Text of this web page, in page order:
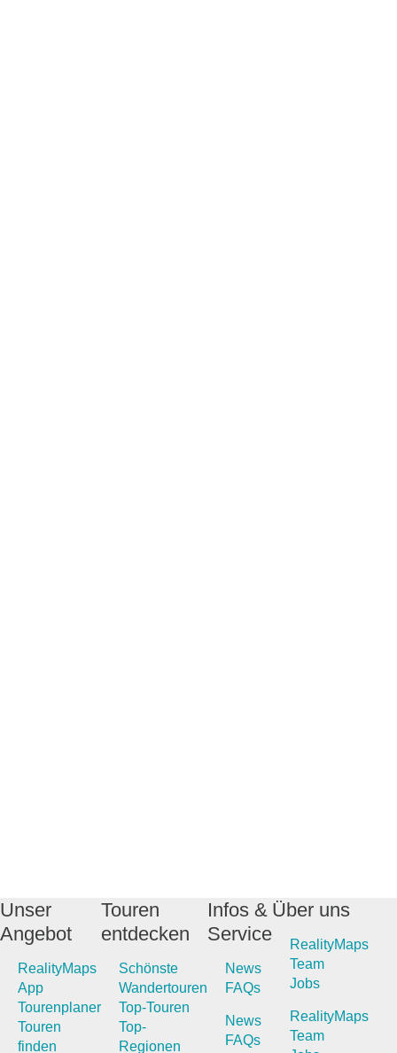
Unser
Angebot
RealityMaps
App
Tourenplaner
Touren
finden
Touren
entdecken
Schönste
Wandertouren
Top-Touren
Top-
Regionen
Infos &
Service
News
FAQs
News
FAQs
Über uns
RealityMaps
Team
Jobs
RealityMaps
Team